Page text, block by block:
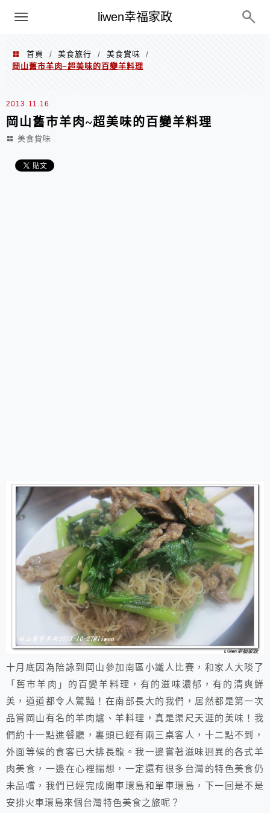
liwen幸福家政
menu
首頁 / 美食旅行 / 美食賞味
/
岡山舊市羊肉~超美味的百變羊料理
2013.11.16
岡山舊市羊肉~超美味的百變羊料理
美食賞味
十月底因為陪詠到岡山參加南區小鐵人比賽，和家人大啖了
「舊市羊肉」的百變羊料理，有的滋味濃郁，有的清爽鮮
美，道道都令人驚豔！在南部長大的我們，居然都是第一次
品嘗岡山有名的羊肉爐、羊料理，真是渠尺天涯的美味！我
們約十一點進餐廳，裏頭已經有兩三桌客人，十二點不到，
外面等候的食客已大排長龍。我一邊嘗著滋味迥異的各式羊
肉美食，一邊在心裡揣想，一定還有很多台灣的特色美食仍
未品嚐，我們已經完成開車環島和單車環島，下一回是不是
安排火車環島來個台灣特色美食之旅呢？